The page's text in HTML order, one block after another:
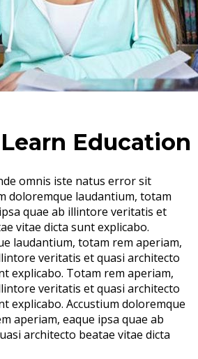
Education
omnis iste natus error sit
doloremque laudantium, totam
quae ab illintore veritatis et
vitae dicta sunt explicabo.
laudantium, totam rem aperiam,
veritatis et quasi architecto
explicabo. Totam rem aperiam,
veritatis et quasi architecto
explicabo. Accustium doloremque
aperiam, eaque ipsa quae ab
architecto beatae vitae dicta